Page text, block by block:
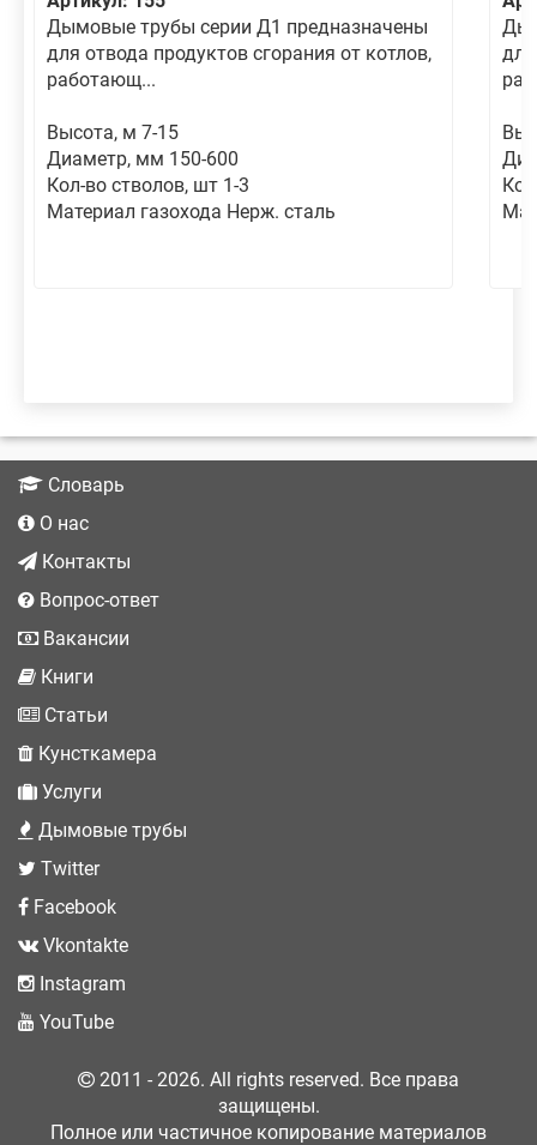
Дымовые трубы серии Д1 предназначены
для отвода продуктов сгорания от котлов,
работающ...
Высота, м 7-15
Диаметр, мм 150-600
Кол-во стволов, шт 1-3
Материал газохода Нерж. сталь
Словарь
О нас
Контакты
Вопрос-ответ
Вакансии
Книги
Статьи
Кунсткамера
Услуги
Дымовые трубы
Twitter
Facebook
Vkontakte
Instagram
YouTube
2011 - 2026. All rights reserved. Все права
защищены.
Полное или частичное копирование материалов